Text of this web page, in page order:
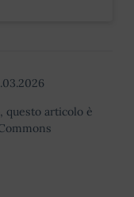
questo articolo è